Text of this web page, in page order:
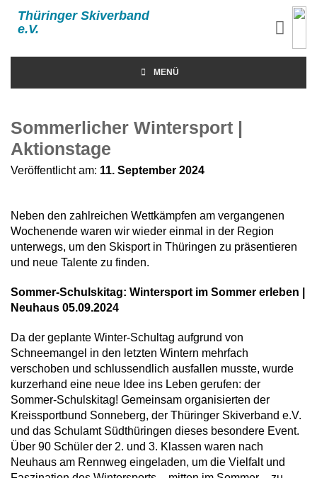
Thüringer Skiverband
e.V.
MENÜ
Sommerlicher Wintersport |
Aktionstage
Veröffentlicht am: 11. September 2024
Neben den zahlreichen Wettkämpfen am vergangenen
Wochenende waren wir wieder einmal in der Region
unterwegs, um den Skisport in Thüringen zu präsentieren
und neue Talente zu finden.
Sommer-Schulskitag: Wintersport im Sommer erleben |
Neuhaus 05.09.2024
Da der geplante Winter-Schultag aufgrund von
Schneemangel in den letzten Wintern mehrfach
verschoben und schlussendlich ausfallen musste, wurde
kurzerhand eine neue Idee ins Leben gerufen: der
Sommer-Schulskitag! Gemeinsam organisierten der
Kreissportbund Sonneberg, der Thüringer Skiverband e.V.
und das Schulamt Südthüringen dieses besondere Event.
Über 90 Schüler der 2. und 3. Klassen waren nach
Neuhaus am Rennweg eingeladen, um die Vielfalt und